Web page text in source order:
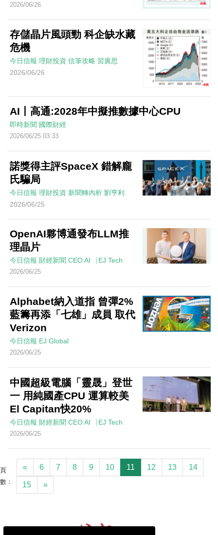
2026/06/26
存儲晶片風頭勁 科企缺水藏
危機
今日信報 理財投資 信筆攻略 習廣思
2026/06/26
AI丨高通:2028年中擬推數據中心CPU
即時新聞 國際財經
2026/06/25 03:33
諾獎得主評SpaceX 錯解龐
氏騙局
今日信報 理財投資 新聞轉內析 劉亨利
2026/06/25
OpenAI夥博通發布LLM推
理晶片
今日信報 財經新聞 CEO AI⎹ EJ Tech
2026/06/25
Alphabet納入道指 曾彈2%
藍籌再添「七雄」成員 取代
Verizon
今日信報 EJ Global
2026/06/25
中國超級電腦「靈晟」登世
一 用純國產CPU 運算較美
El Capitan快20%
今日信報 財經新聞 CEO AI⎹ EJ Tech
2026/06/25
頁
數：
« 6 7 8 9 10 11 12 13 14
15 »